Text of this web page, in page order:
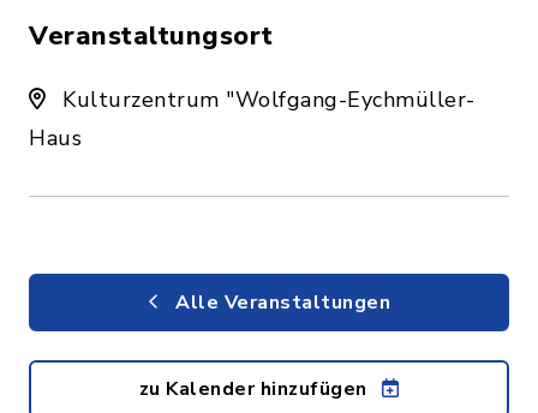
Veranstaltungsort
Kulturzentrum "Wolfgang-Eychmüller-
Haus
Alle Veranstaltungen
zu Kalender hinzufügen